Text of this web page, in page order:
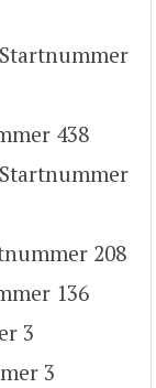
Startnummer
438
208
136
3
3